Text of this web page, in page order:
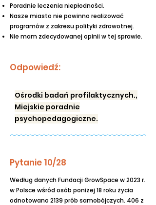
Poradnie leczenia niepłodności.
Nasze miasto nie powinno realizować
programów z zakresu polityki zdrowotnej.
Nie mam zdecydowanej opinii w tej sprawie.
Odpowiedź:
Ośrodki badań profilaktycznych.,
Miejskie poradnie
psychopedagogiczne.
Pytanie 10/28
Według danych Fundacji GrowSpace w 2023 r.
w Polsce wśród osób poniżej 18 roku życia
odnotowano 2139 prób samobójczych. 406 z